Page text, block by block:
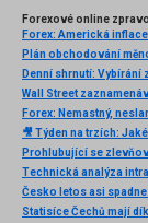
Forexové online
Forex: Americká
Forex: Nemastný,